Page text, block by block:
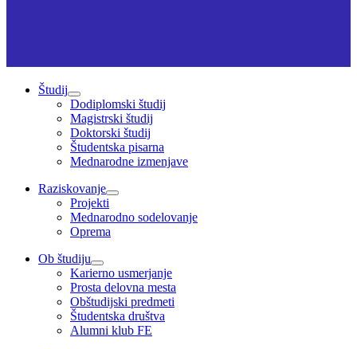
Študij
Dodiplomski študij
Magistrski študij
Doktorski študij
Študentska pisarna
Mednarodne izmenjave
Raziskovanje
Projekti
Mednarodno sodelovanje
Oprema
Ob študiju
Karierno usmerjanje
Prosta delovna mesta
Obštudijski predmeti
Študentska društva
Alumni klub FE